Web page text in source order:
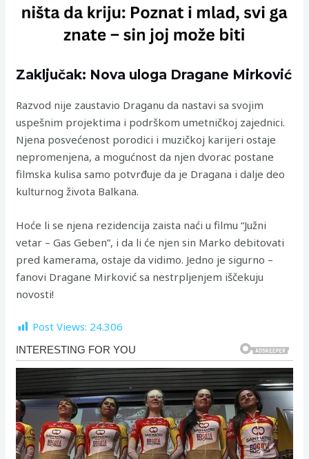
Zaključak: Nova uloga Dragane Mirković
Razvod nije zaustavio Draganu da nastavi sa svojim
uspešnim projektima i podrškom umetničkoj zajednici.
Njena posvećenost porodici i muzičkoj karijeri ostaje
nepromenjena, a mogućnost da njen dvorac postane
filmska kulisa samo potvrđuje da je Dragana i dalje deo
kulturnog života Balkana.
Hoće li se njena rezidencija zaista naći u filmu “Južni
vetar – Gas Geben”, i da li će njen sin Marko debitovati
pred kamerama, ostaje da vidimo. Jedno je sigurno –
fanovi Dragane Mirković sa nestrpljenjem iščekuju
novosti!
Post Views: 24.306